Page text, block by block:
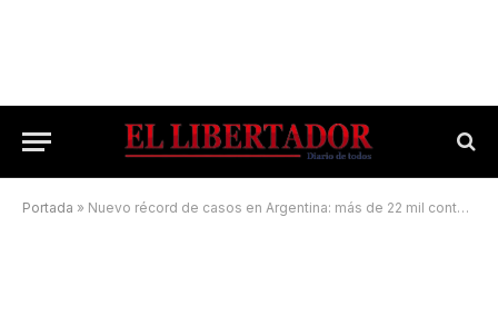
Portada » Nuevo récord de casos en Argentina: más de 22 mil contagios y 199 muertes